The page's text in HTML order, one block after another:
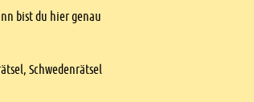
bist du hier genau
Schwedenrätsel